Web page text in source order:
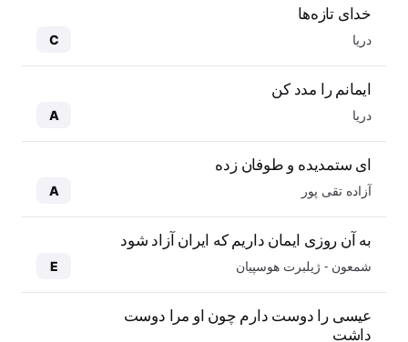
خدای تازه‌ها
دریا C
ایمانم را مدد کن
دریا A
ای ستمدیده و طوفان زده
آزاده تقی پور A
به آن روزی ایمان داریم که ایران آزاد شود
شمعون - ژیلبرت هوسپیان E
عیسی را دوست دارم چون او مرا دوست
داشت